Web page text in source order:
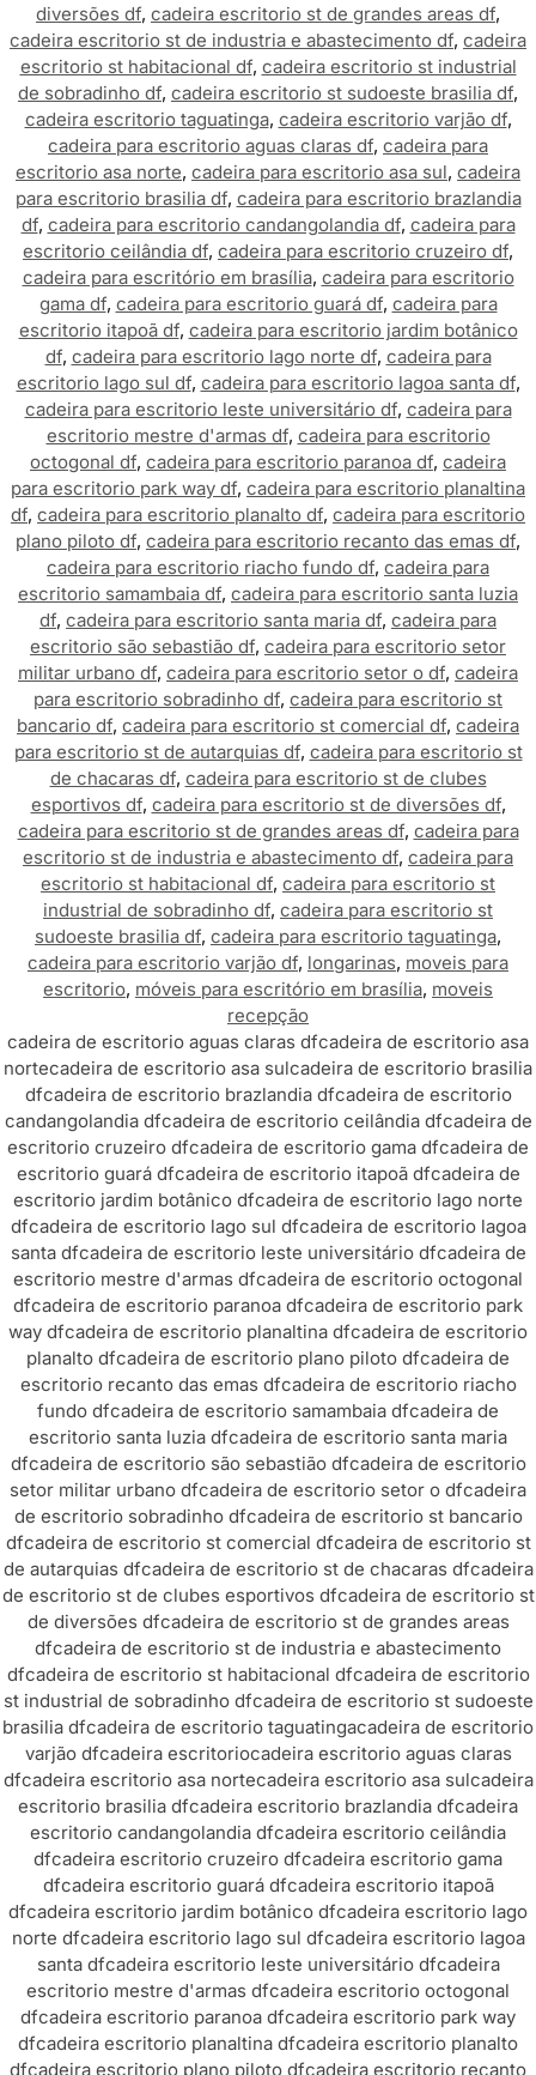
diversões df, cadeira escritorio st de grandes areas df,
cadeira escritorio st de industria e abastecimento df, cadeira
escritorio st habitacional df, cadeira escritorio st industrial
de sobradinho df, cadeira escritorio st sudoeste brasilia df,
cadeira escritorio taguatinga, cadeira escritorio varjão df,
cadeira para escritorio aguas claras df, cadeira para
escritorio asa norte, cadeira para escritorio asa sul, cadeira
para escritorio brasilia df, cadeira para escritorio brazlandia
df, cadeira para escritorio candangolandia df, cadeira para
escritorio ceilândia df, cadeira para escritorio cruzeiro df,
cadeira para escritório em brasília, cadeira para escritorio
gama df, cadeira para escritorio guará df, cadeira para
escritorio itapoã df, cadeira para escritorio jardim botânico
df, cadeira para escritorio lago norte df, cadeira para
escritorio lago sul df, cadeira para escritorio lagoa santa df,
cadeira para escritorio leste universitário df, cadeira para
escritorio mestre d'armas df, cadeira para escritorio
octogonal df, cadeira para escritorio paranoa df, cadeira
para escritorio park way df, cadeira para escritorio planaltina
df, cadeira para escritorio planalto df, cadeira para escritorio
plano piloto df, cadeira para escritorio recanto das emas df,
cadeira para escritorio riacho fundo df, cadeira para
escritorio samambaia df, cadeira para escritorio santa luzia
df, cadeira para escritorio santa maria df, cadeira para
escritorio são sebastião df, cadeira para escritorio setor
militar urbano df, cadeira para escritorio setor o df, cadeira
para escritorio sobradinho df, cadeira para escritorio st
bancario df, cadeira para escritorio st comercial df, cadeira
para escritorio st de autarquias df, cadeira para escritorio st
de chacaras df, cadeira para escritorio st de clubes
esportivos df, cadeira para escritorio st de diversões df,
cadeira para escritorio st de grandes areas df, cadeira para
escritorio st de industria e abastecimento df, cadeira para
escritorio st habitacional df, cadeira para escritorio st
industrial de sobradinho df, cadeira para escritorio st
sudoeste brasilia df, cadeira para escritorio taguatinga,
cadeira para escritorio varjão df, longarinas, moveis para
escritorio, móveis para escritório em brasília, moveis
recepção
cadeira de escritorio aguas claras dfcadeira de escritorio asa
nortecadeira de escritorio asa sulcadeira de escritorio brasilia
dfcadeira de escritorio brazlandia dfcadeira de escritorio
candangolandia dfcadeira de escritorio ceilândia dfcadeira de
escritorio cruzeiro dfcadeira de escritorio gama dfcadeira de
escritorio guará dfcadeira de escritorio itapoã dfcadeira de
escritorio jardim botânico dfcadeira de escritorio lago norte
dfcadeira de escritorio lago sul dfcadeira de escritorio lagoa
santa dfcadeira de escritorio leste universitário dfcadeira de
escritorio mestre d'armas dfcadeira de escritorio octogonal
dfcadeira de escritorio paranoa dfcadeira de escritorio park
way dfcadeira de escritorio planaltina dfcadeira de escritorio
planalto dfcadeira de escritorio plano piloto dfcadeira de
escritorio recanto das emas dfcadeira de escritorio riacho
fundo dfcadeira de escritorio samambaia dfcadeira de
escritorio santa luzia dfcadeira de escritorio santa maria
dfcadeira de escritorio são sebastião dfcadeira de escritorio
setor militar urbano dfcadeira de escritorio setor o dfcadeira
de escritorio sobradinho dfcadeira de escritorio st bancario
dfcadeira de escritorio st comercial dfcadeira de escritorio st
de autarquias dfcadeira de escritorio st de chacaras dfcadeira
de escritorio st de clubes esportivos dfcadeira de escritorio st
de diversões dfcadeira de escritorio st de grandes areas
dfcadeira de escritorio st de industria e abastecimento
dfcadeira de escritorio st habitacional dfcadeira de escritorio
st industrial de sobradinho dfcadeira de escritorio st sudoeste
brasilia dfcadeira de escritorio taguatingacadeira de escritorio
varjão dfcadeira escritoriocadeira escritorio aguas claras
dfcadeira escritorio asa nortecadeira escritorio asa sulcadeira
escritorio brasilia dfcadeira escritorio brazlandia dfcadeira
escritorio candangolandia dfcadeira escritorio ceilândia
dfcadeira escritorio cruzeiro dfcadeira escritorio gama
dfcadeira escritorio guará dfcadeira escritorio itapoã
dfcadeira escritorio jardim botânico dfcadeira escritorio lago
norte dfcadeira escritorio lago sul dfcadeira escritorio lagoa
santa dfcadeira escritorio leste universitário dfcadeira
escritorio mestre d'armas dfcadeira escritorio octogonal
dfcadeira escritorio paranoa dfcadeira escritorio park way
dfcadeira escritorio planaltina dfcadeira escritorio planalto
dfcadeira escritorio plano piloto dfcadeira escritorio recanto